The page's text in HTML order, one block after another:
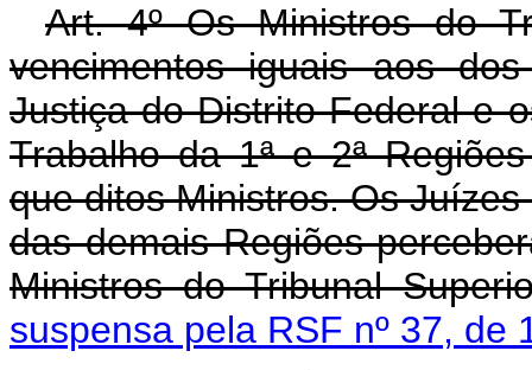
Art. 4º Os Ministros do
vencimentos iguais aos
Justiça do Distrito Federal e
Trabalho da 1ª e 2ª
que ditos Ministros. Os
das demais Regiões
Ministros do Tribunal
suspensa pela RSF nº 37, de